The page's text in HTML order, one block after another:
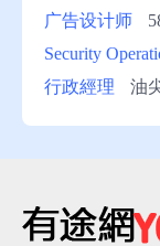
广告设计师
Security
行政經理
油